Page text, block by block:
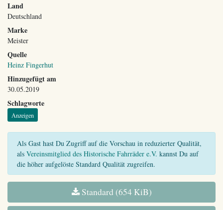
Land
Deutschland
Marke
Meister
Quelle
Heinz Fingerhut
Hinzugefügt am
30.05.2019
Schlagworte
Anzeigen
Als Gast hast Du Zugriff auf die Vorschau in reduzierter Qualität,
als Vereinsmitglied des Historische Fahrräder e.V. kannst Du auf
die höher aufgelöste Standard Qualität zugreifen.
Standard (654 KiB)